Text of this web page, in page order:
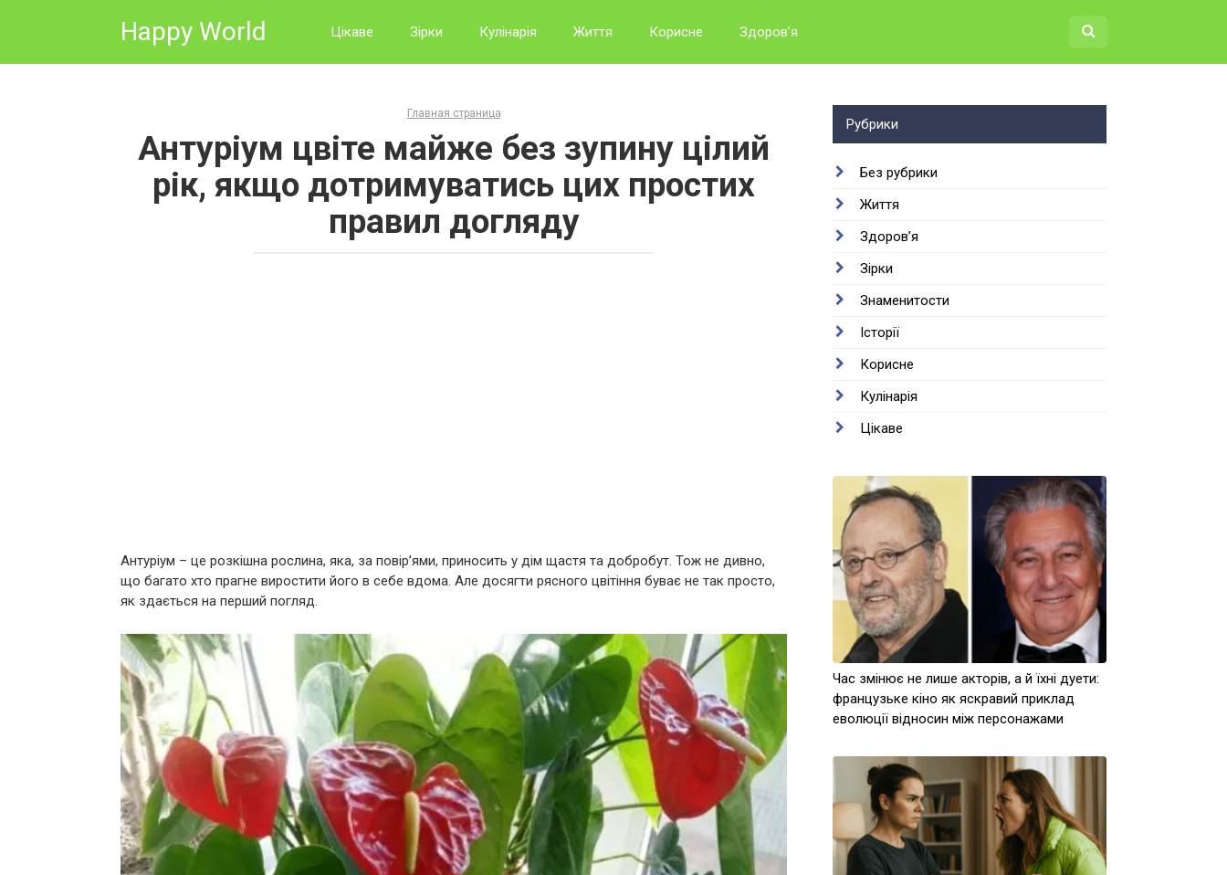
Happy World Цікаве Зірки Кулінарія Життя Корисне Здоров’я
Главная страница
Антуріум цвіте майже без зупину цілий
рік, якщо дотримуватись цих простих
правил догляду
Антуріум – це розкішна рослина, яка, за повір’ями, приносить у дім щастя та добробут. Тож не дивно,
що багато хто прагне виростити його в себе вдома. Але досягти рясного цвітіння буває не так просто,
як здається на перший погляд.
Рубрики
Без рубрики
Життя
Здоров’я
Зірки
Знаменитости
Історії
Корисне
Кулінарія
Цікаве
Час змінює не лише акторів, а й їхні дуети:
французьке кіно як яскравий приклад
еволюції відносин між персонажами